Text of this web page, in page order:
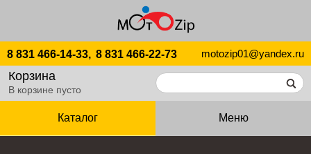
8 831 466-14-33, 8 831 466-22-73 motozip01@yandex.ru
Корзина
В корзине пусто
Каталог Меню